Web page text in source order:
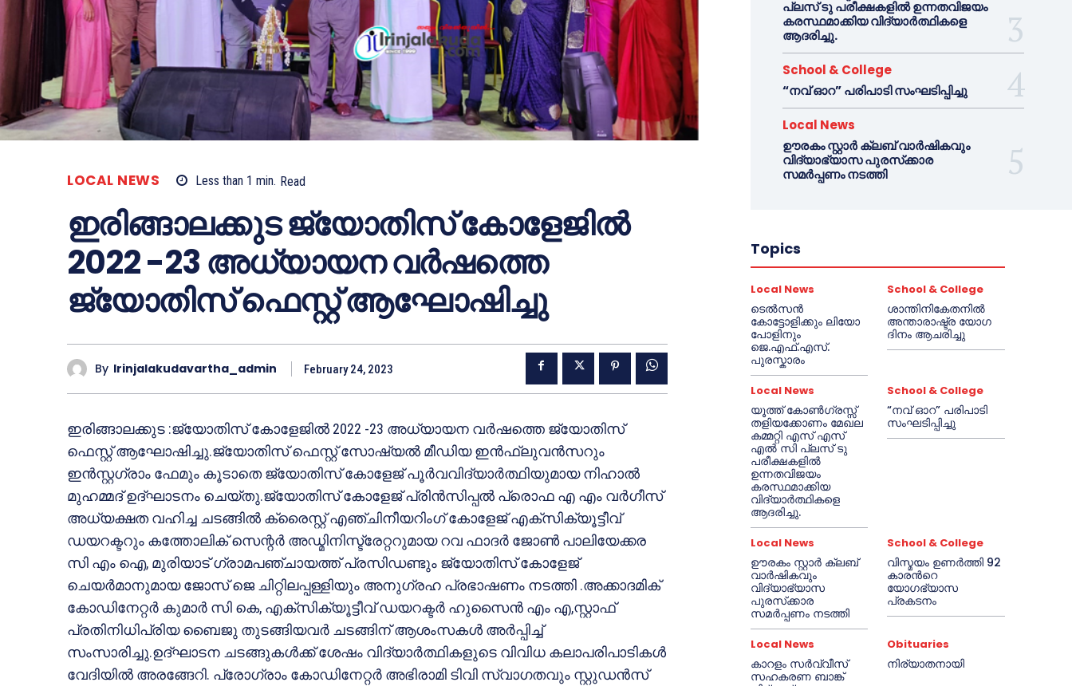
LOCAL NEWS Less than 1 min. Read
ഇരിങ്ങാലക്കുട ജ്യോതിസ് കോളേജിൽ
2022 -23 അധ്യായന വർഷത്തെ
ജ്യോതിസ് ഫെസ്റ്റ് ആഘോഷിച്ചു
By Irinjalakudavartha_admin February 24, 2023
ഇരിങ്ങാലക്കുട :ജ്യോതിസ് കോളേജിൽ 2022 -23 അധ്യായന വർഷത്തെ ജ്യോതിസ്
ഫെസ്റ്റ് ആഘോഷിച്ചു.ജ്യോതിസ് ഫെസ്റ്റ് സോഷ്യൽ മീഡിയ ഇൻഫ്ലുവൻസറും
ഇൻസ്റ്റഗ്രാം ഫേമും കൂടാതെ ജ്യോതിസ് കോളേജ് പൂർവവിദ്യാർത്ഥിയുമായ നിഹാൽ
മുഹമ്മദ് ഉദ്ഘാടനം ചെയ്തു.ജ്യോതിസ് കോളേജ് പ്രിൻസിപ്പൽ പ്രൊഫ എ എം വർഗീസ്
അധ്യക്ഷത വഹിച്ച ചടങ്ങിൽ ക്രൈസ്റ്റ് എഞ്ചിനീയറിംഗ് കോളേജ് എക്സിക്യൂട്ടീവ്
ഡയറക്ടറും കത്തോലിക് സെന്റർ അഡ്മിനിസ്ട്രേറ്ററുമായ റവ ഫാദർ ജോൺ പാലിയേക്കര
സി എം ഐ, മുരിയാട് ഗ്രാമപഞ്ചായത്ത് പ്രസിഡണ്ടും ജ്യോതിസ് കോളേജ്
ചെയർമാനുമായ ജോസ് ജെ ചിറ്റിലപ്പള്ളിയും അനുഗ്രഹ പ്രഭാഷണം നടത്തി .അക്കാദമിക്
കോഡിനേറ്റർ കുമാർ സി കെ, എക്സിക്യൂട്ടീവ് ഡയറക്ടർ ഹുസൈൻ എം എ,സ്റ്റാഫ്
പ്രതിനിധിപ്രിയ ബൈജു തുടങ്ങിയവർ ചടങ്ങിന് ആശംസകൾ അർപ്പിച്ച്
സംസാരിച്ചു.ഉദ്ഘാടന ചടങ്ങുകൾക്ക് ശേഷം വിദ്യാർത്ഥികളുടെ വിവിധ കലാപരിപാടികൾ
വേദിയിൽ അരങ്ങേറി. പ്രോഗ്രാം കോഡിനേറ്റർ അഭിരാമി ടിവി സ്വാഗതവും സ്റ്റുഡൻസ്
പ്ലസ് ടു പരീക്ഷകളിൽ ഉന്നതവിജയം
കരസ്ഥമാക്കിയ വിദ്യാർത്ഥികളെ
ആദരിച്ചു.
School & College
“നവ് ഓറ” പരിപാടി സംഘടിപ്പിച്ചു
Local News
ഊരകം സ്റ്റാർ ക്ലബ് വാർഷികവും
വിദ്യാഭ്യാസ പുരസ്‌ക്കാര
സമർപ്പണം നടത്തി
Topics
Local News
ടെൽസൻ
കോട്ടോളിക്കും ലിയോ
പോളിനും
ജെ.എഫ്.എസ്.
പുരസ്കാരം
School & College
ശാന്തിനികേതനിൽ
അന്താരാഷ്ട്ര യോഗ
ദിനം ആചരിച്ചു
Local News
യൂത്ത് കോൺഗ്രസ്സ്
തളിയക്കോണം മേഖല
കമ്മറ്റി എസ് എസ്
എൽ സി പ്ലസ് ടു
പരീക്ഷകളിൽ
ഉന്നതവിജയം
കരസ്ഥമാക്കിയ
വിദ്യാർത്ഥികളെ
ആദരിച്ചു.
School & College
“നവ് ഓറ” പരിപാടി
സംഘടിപ്പിച്ചു
Local News
ഊരകം സ്റ്റാർ ക്ലബ്
വാർഷികവും
വിദ്യാഭ്യാസ
പുരസ്‌ക്കാര
സമർപ്പണം നടത്തി
School & College
വിസ്മയം ഉണർത്തി 92
കാരൻറെ
യോഗഭ്യാസ
പ്രകടനം
Local News
കാറളം സർവ്വീസ്
സഹകരണ ബാങ്ക്
Obituaries
നിര്യാതനായി